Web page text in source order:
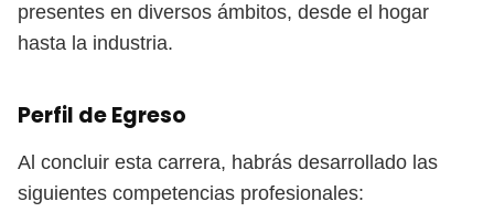
presentes en diversos ámbitos, desde el hogar
hasta la industria.
Perfil de Egreso
Al concluir esta carrera, habrás desarrollado las
siguientes competencias profesionales: